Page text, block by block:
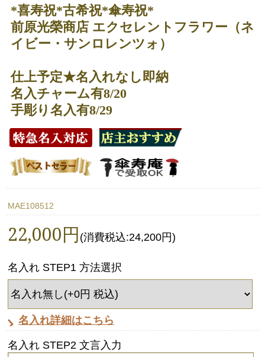
*喜寿祝*古希祝*傘寿祝*
前原光榮商店 エクセレントフラワー（ネ
イビー・サンロレンツォ）
仕上予定★名入れなし即納
名入チャーム有8/20
手彫り名入有8/29
MAE108512
22,000円 (消費税込:24,200円)
名入れ STEP1 方法選択
名入れ詳細はこちら
名入れ STEP2 文言入力